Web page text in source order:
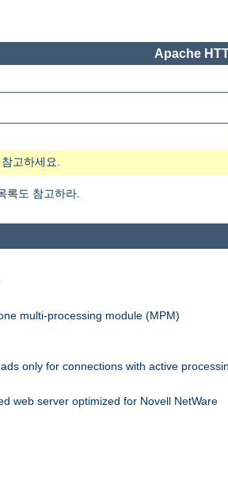
Apache
고하세요.
록도 참고하라.
multi-processing module (MPM)
only for connections with active
web server optimized for Novell NetWare